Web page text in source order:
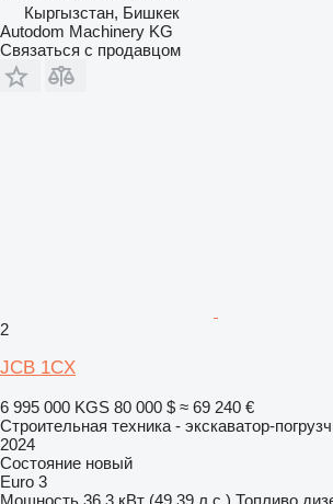
Кыргызстан, Бишкек
Autodom Machinery KG
Связаться с продавцом
2
JCB 1CX
6 995 000 KGS 80 000 $ ≈ 69 240 €
Строительная техника - экскаватор-
2024
Состояние новый
Euro 3
Мощность 36.3 кВт (49.39 л.с.) Топливо